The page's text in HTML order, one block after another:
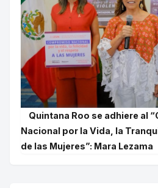
Quintana Roo se adhiere al
Nacional por la Vida, la
de las Mujeres”: Mara Lezama